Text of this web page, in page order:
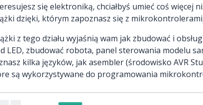
się elektroniką, chciałbyś umieć coś więcej
dzięki, którym zapoznasz się z
z tego działu wyjaśnią wam jak zbudować i
LED, zbudować robota, panel sterowania modelu
kilka języków, jak asembler (środowisko AVR
są wykorzystywane do programowania